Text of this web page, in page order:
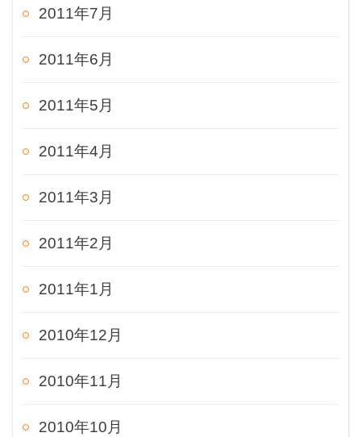
2011年7月
2011年6月
2011年5月
2011年4月
2011年3月
2011年2月
2011年1月
2010年12月
2010年11月
2010年10月